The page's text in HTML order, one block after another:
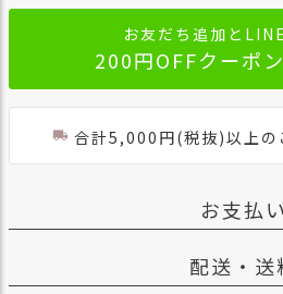
お友だち追加と
200円OFFクーポ
合計5,000円(税抜)以上の
お支払い
配送・送